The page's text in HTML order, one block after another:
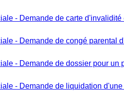
- Demande de carte
- Demande de congé parental
- Demande de dossier pour un
- Demande de liquidation